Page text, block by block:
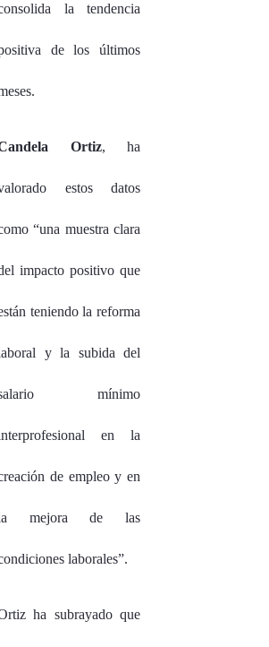
la tendencia
de los últimos
Ortiz, ha
estos datos
“una muestra clara
impacto positivo que
teniendo la reforma
y la subida del
mínimo
en la
de empleo y en
mejora de las
laborales”.
ha subrayado que